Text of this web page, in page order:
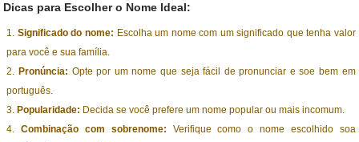
Dicas para Escolher o Nome Ideal:
Significado do nome: Escolha um nome com um significado que tenha valor
para você e sua família.
Pronúncia: Opte por um nome que seja fácil de pronunciar e soe bem em
português.
Popularidade: Decida se você prefere um nome popular ou mais incomum.
Combinação com sobrenome: Verifique como o nome escolhido soa